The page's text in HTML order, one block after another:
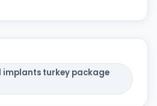
turkey package